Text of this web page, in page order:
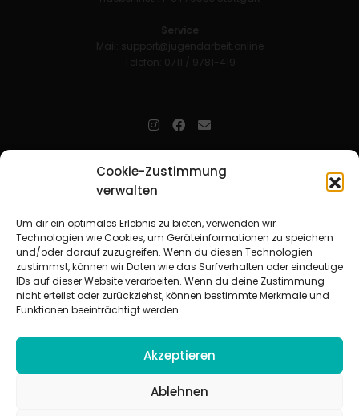
Cookie-Zustimmung
verwalten
Um dir ein optimales Erlebnis zu bieten, verwenden wir
Technologien wie Cookies, um Geräteinformationen zu speichern
und/oder darauf zuzugreifen. Wenn du diesen Technologien
zustimmst, können wir Daten wie das Surfverhalten oder eindeutige
IDs auf dieser Website verarbeiten. Wenn du deine Zustimmung
nicht erteilst oder zurückziehst, können bestimmte Merkmale und
Funktionen beeinträchtigt werden.
Akzeptieren
Ablehnen
Service
Mail: support@jugendarbeit.online
Telefon: 0711 / 9781-419
Mitarbeitende in der christlichen Kinder-, Jugend- und jungen
Erwachsenenarbeit. Aufjofindet man unkompliziert und schnell
Beziehungsarbeit.
Beteiligte Verbände
CVJM-Landesverband Bayern e. V. |CVJM-Gesamtverband in
Deutschland e. V.
CVJM-Westbund e. V.|Deutscher Jugendverband „Entschieden für
Christus“ e. V.